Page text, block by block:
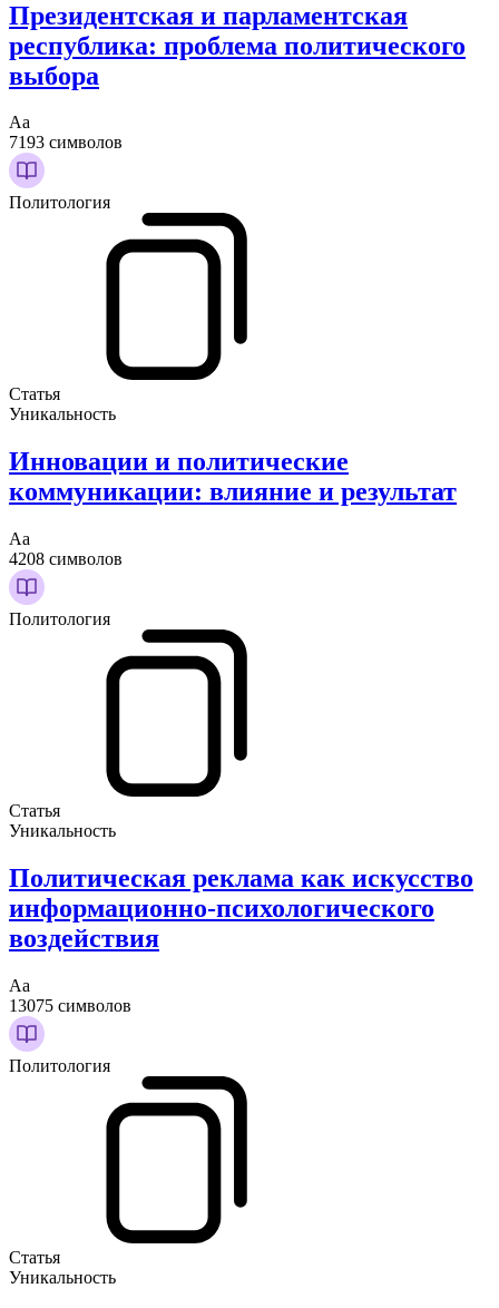
Президентская и парламентская
республика: проблема политического
выбора
Аа
7193 символов
Политология
Статья
Уникальность
Инновации и политические
коммуникации: влияние и результат
Аа
4208 символов
Политология
Статья
Уникальность
Политическая реклама как искусство
информационно-психологического
воздействия
Аа
13075 символов
Политология
Статья
Уникальность